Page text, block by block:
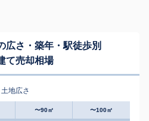
広さ・築年・駅徒歩別
て売却相場
土地広さ
〜90㎡ 〜100㎡